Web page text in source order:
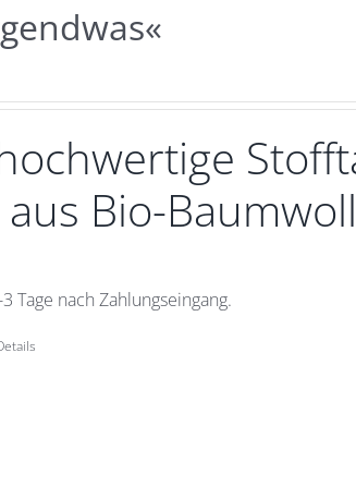
Bio-
Tage nach Zahlungseingang.